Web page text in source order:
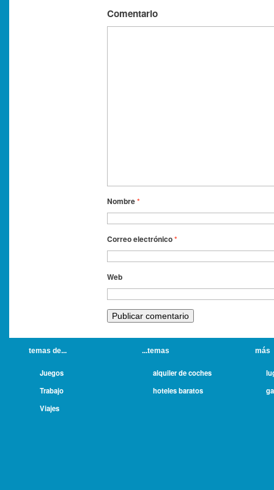
Comentario
Nombre*
Correo electrónico*
Web
temas de...
Juegos
Trabajo
Viajes
...temas
alquiler de coches
hoteles baratos
más